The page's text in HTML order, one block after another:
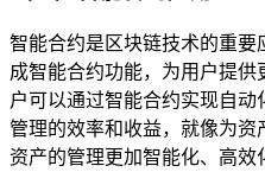
智能合约是区块链技术的重要
成智能合约功能，为用户提供
户可以通过智能合约实现自
管理的效率和收益，就像为
资产的管理更加智能化、高效